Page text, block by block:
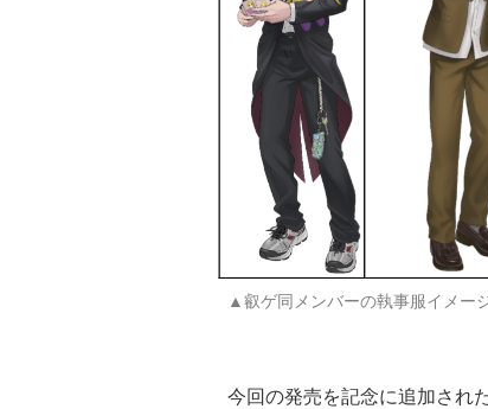
▲叡ゲ同メンバーの執事服イメー
今回の発売を記念に追加され